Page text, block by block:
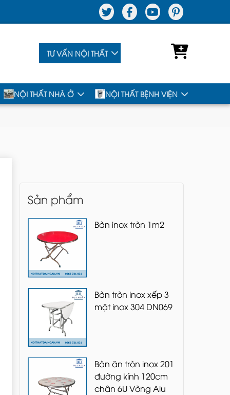
TƯ VẤN NỘI THẤT
NỘI THẤT NHÀ Ở NỘI THẤT BỆNH VIỆN
Sản phẩm
Bàn inox tròn 1m2
Bàn tròn inox xếp 3
mặt inox 304 DN069
Bàn ăn tròn inox 201
đường kính 120cm
chân 6U Vòng Alu